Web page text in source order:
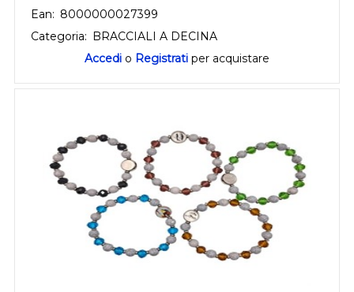
Ean: 8000000027399
Categoria: BRACCIALI A DECINA
Accedi o Registrati per acquistare